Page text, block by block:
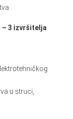
– 3 izvršitelja
u struci,